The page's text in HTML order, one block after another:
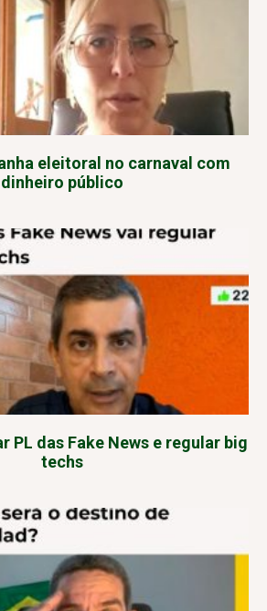
eleitoral no carnaval com
dinheiro público
PL das Fake News e regular big
techs